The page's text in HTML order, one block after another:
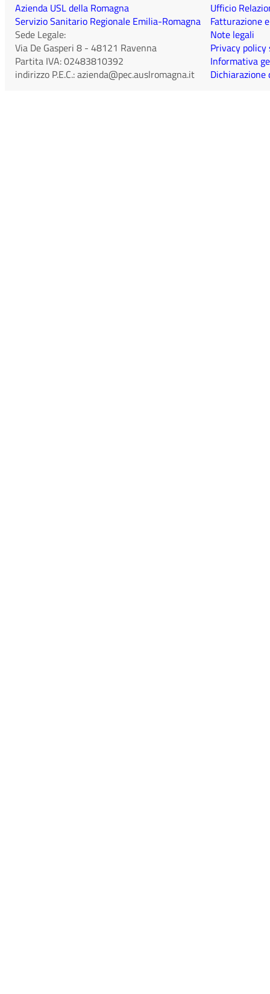
Azienda USL della Romagna
Servizio Sanitario Regionale Emilia-Romagna
Sede Legale:
Via De Gasperi 8 - 48121 Ravenna
Partita IVA:02483810392
indirizzo P.E.C.:azienda@pec.auslromagna.it
Ufficio
Fatturazione
Note legali
Privacy
Informativa
Dichiarazione